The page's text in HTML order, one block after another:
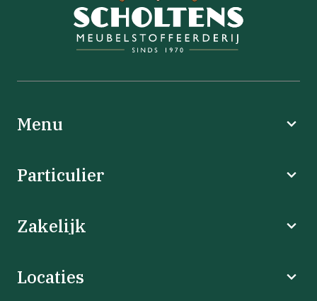
Menu
Particulier
Zakelijk
Locaties